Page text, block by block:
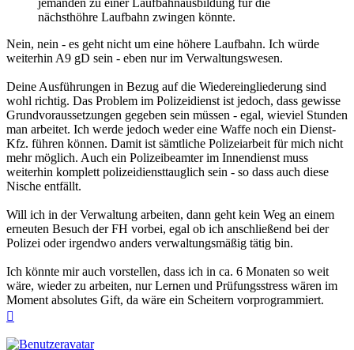
nächsthöhre Laufbahn zwingen könnte.
Nein, nein - es geht nicht um eine höhere Laufbahn. Ich würde
weiterhin A9 gD sein - eben nur im Verwaltungswesen.
Deine Ausführungen in Bezug auf die Wiedereingliederung sind
wohl richtig. Das Problem im Polizeidienst ist jedoch, dass gewisse
Grundvoraussetzungen gegeben sein müssen - egal, wieviel Stunden
man arbeitet. Ich werde jedoch weder eine Waffe noch ein Dienst-
Kfz. führen können. Damit ist sämtliche Polizeiarbeit für mich nicht
mehr möglich. Auch ein Polizeibeamter im Innendienst muss
weiterhin komplett polizeidiensttauglich sein - so dass auch diese
Nische entfällt.
Will ich in der Verwaltung arbeiten, dann geht kein Weg an einem
erneuten Besuch der FH vorbei, egal ob ich anschließend bei der
Polizei oder irgendwo anders verwaltungsmäßig tätig bin.
Ich könnte mir auch vorstellen, dass ich in ca. 6 Monaten so weit
wäre, wieder zu arbeiten, nur Lernen und Prüfungsstress wären im
Moment absolutes Gift, da wäre ein Scheitern vorprogrammiert.